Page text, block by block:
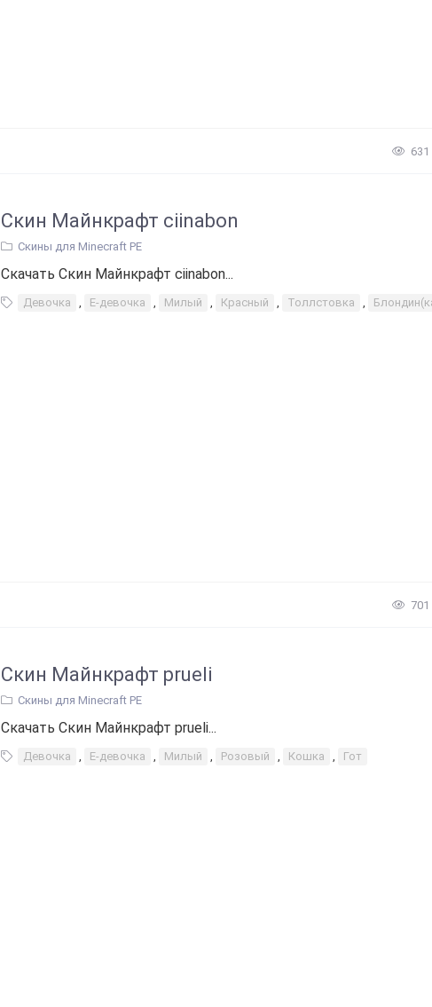
631
Скин Майнкрафт ciinabon
Скины для Minecraft PE
Скачать Скин Майнкрафт ciinabon...
Девочка , Е-девочка , Милый , Красный , Толлстовка ,
701
Скин Майнкрафт prueli
Скины для Minecraft PE
Скачать Скин Майнкрафт prueli...
Девочка , Е-девочка , Милый , Розовый , Кошка , Гот